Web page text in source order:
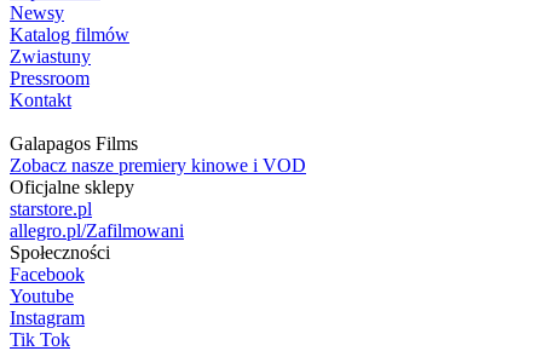
Newsy
Katalog filmów
Zwiastuny
Pressroom
Kontakt
Galapagos Films
Zobacz nasze premiery kinowe i VOD
Oficjalne sklepy
starstore.pl
allegro.pl/Zafilmowani
Społeczności
Facebook
Youtube
Instagram
Tik Tok